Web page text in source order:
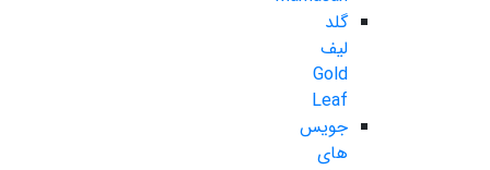
گلد
لیف
Gold
Leaf
جویس
های